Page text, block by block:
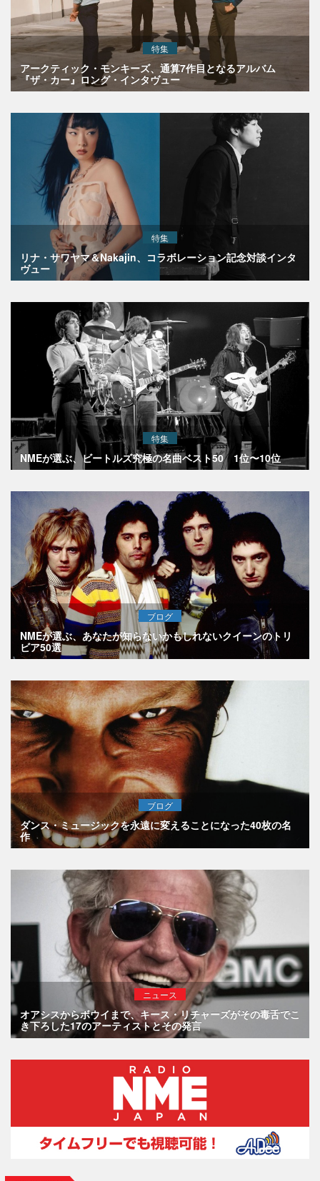
特集
アークティック・モンキーズ、通算7作目となるアルバム
『ザ・カー』ロング・インタヴュー
特集
リナ・サワヤマ＆Nakajin、コラボレーション記念対談インタ
ヴュー
特集
NMEが選ぶ、ビートルズ究極の名曲ベスト50 1位〜10位
ブログ
NMEが選ぶ、あなたが知らないかもしれないクイーンのトリ
ビア50選
ブログ
ダンス・ミュージックを永遠に変えることになった40枚の名
作
ニュース
オアシスからボウイまで、キース・リチャーズがその毒舌でこ
き下ろした17のアーティストとその発言